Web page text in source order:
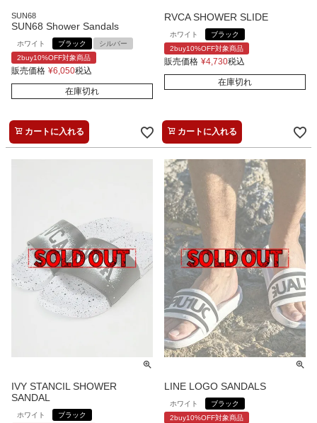
SUN68
SUN68 Shower Sandals
ホワイト ブラック
シルバー
2buy10%OFF対象商品
販売価格 ¥6,050税込
在庫切れ
カートに入れる
RVCA SHOWER SLIDE
ホワイト
ブラック
2buy10%OFF対象商品
販売価格 ¥4,730税込
在庫切れ
カートに入れる
IVY STANCIL SHOWER
SANDAL
ホワイト
ブラック
LINE LOGO SANDALS
ホワイト
ブラック
2buy10%OFF対象商品